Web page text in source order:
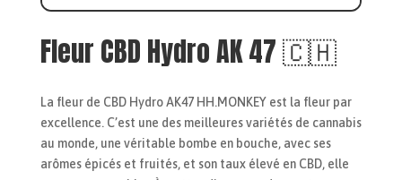
Fleur CBD Hydro AK 47 🇨🇭
La fleur de CBD Hydro AK47 HH.MONKEY est la fleur par
excellence. C’est une des meilleures variétés de cannabis
au monde, une véritable bombe en bouche, avec ses
arômes épicés et fruités, et son taux élevé en CBD, elle